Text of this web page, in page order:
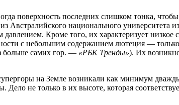
поверхность последних слишком тонка,
Австралийского национального университета
Кроме того, их характеризует низкое
с небольшим содержанием лютеция —
больше самих гор. — «РБК Тренды»). Их
на Земле возникали как минимум
не только в их высоте, которая